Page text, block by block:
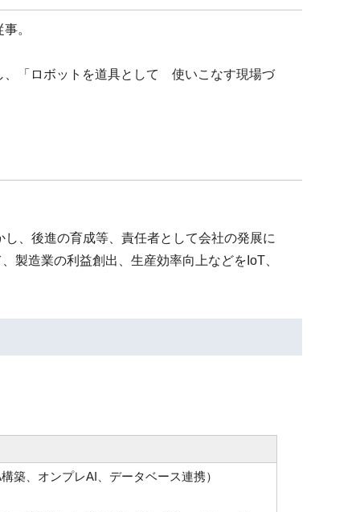
。
「ロボットを道具として 使いこなす現場づ
、後進の育成等、責任者として会社の発展に
製造業の利益創出、生産効率向上などをIoT、
築、オンプレAI、データベース連携）